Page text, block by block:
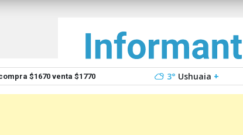
$1670 venta $1770 3° Ushuaia +